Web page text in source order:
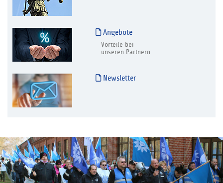
Angebote
Vorteile bei
unseren Partnern
Newsletter